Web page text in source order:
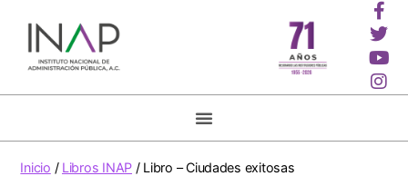
Inicio / Libros INAP / Libro – Ciudades exitosas